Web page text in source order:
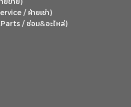
/ ฝ่ายเช่า)
/ ซ่อม&อะไหล่)